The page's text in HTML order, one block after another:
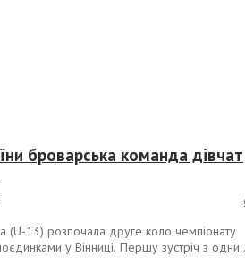
броварська команда дівчат
(U-13) розпочала друге коло чемпіонату
у Вінниці. Першу зустріч з